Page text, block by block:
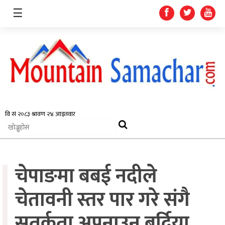
समाचार
प्रदेश
अर्थतन्त्र
स्वास्थ्य
अन्तर्राष्ट्रिय
☰
चेपाङमा बबई नदीले
चेतावनी स्तर पार गरे संगै